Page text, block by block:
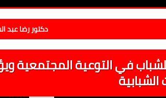
دكتور رضا عبد السلام
في التوعية المجتمعية
الشبابية